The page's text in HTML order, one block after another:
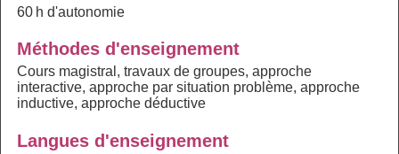
60 h d'autonomie
Méthodes d'enseignement
Cours magistral, travaux de groupes, approche
interactive, approche par situation problème, approche
inductive, approche déductive
Langues d'enseignement